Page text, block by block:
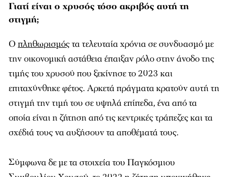
Γιατί είναι ο χρυσός τόσο ακριβός αυτή τη
στιγμή;
Ο πληθωρισμόςτα τελευταία χρόνια σε συνδυασμό με
την οικονομική αστάθεια έπαιξαν ρόλο στην άνοδο της
τιμής του χρυσού που ξεκίνησε το 2023 και
επιταχύνθηκε φέτος. Αρκετά πράγματα κρατούν αυτή τη
στιγμή την τιμή του σε υψηλά επίπεδα, ένα από τα
οποία είναι η ζήτηση από τις κεντρικές τράπεζες και τα
σχέδιά τους να αυξήσουν τα αποθέματά τους.
Σύμφωνα δε με τα στοιχεία του Παγκόσμιου